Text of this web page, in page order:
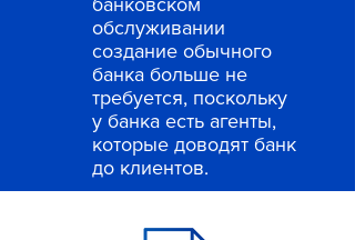
банковском
обслуживании
создание обычного
банка больше не
требуется, поскольку
у банка есть агенты,
которые доводят банк
до клиентов.